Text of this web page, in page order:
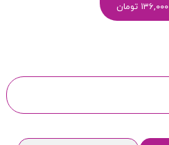
۱۳۶,۰۰۰ تومان